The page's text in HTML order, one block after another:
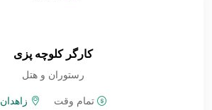
کارگر کلوچه پزی
رستوران و هتل
تمام وقت زاهدان